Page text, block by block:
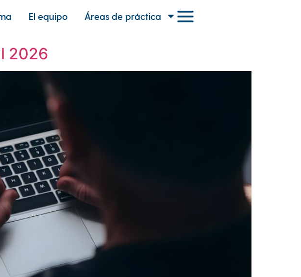
El equipo Áreas de práctica
2026